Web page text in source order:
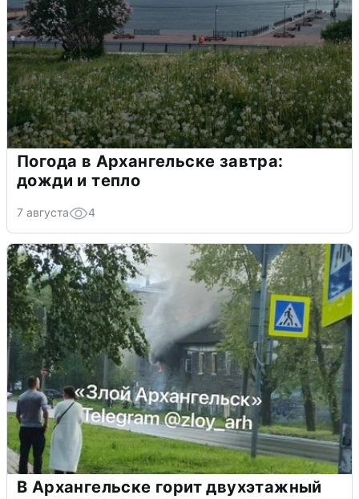
Погода в Архангельске завтра:
дожди и тепло
7 августа 4
В Архангельске горит двухэтажный